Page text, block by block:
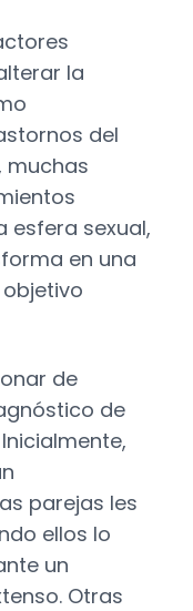
la
del
muchas
esfera sexual,
en una
de
de
parejas les
ellos lo
un
Otras